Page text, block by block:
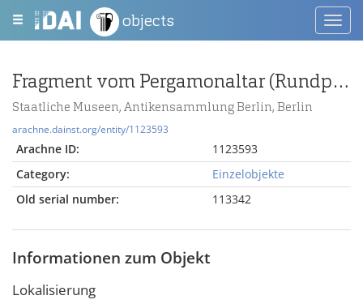
objects
Fragment vom Pergamonaltar (Rundplastik oder Relief); Berlin:Relief / Statue (?), Fragment
Staatliche Museen, Antikensammlung Berlin, Berlin
arachne.dainst.org/entity/1123593
Arachne ID:
1123593
Category:
Einzelobjekte
Old serial number:
113342
Informationen zum Objekt
Lokalisierung